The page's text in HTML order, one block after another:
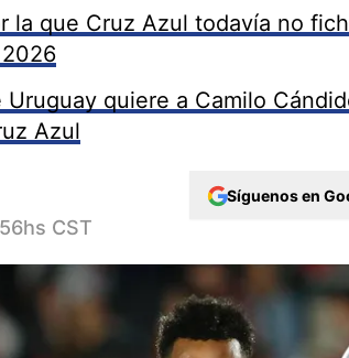
la que Cruz Azul todavía no
Uruguay quiere a Camilo
Azul
CST
Síguenos en